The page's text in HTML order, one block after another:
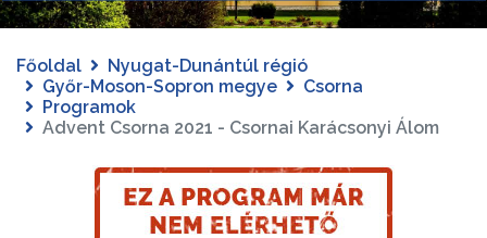
Főoldal
Nyugat-Dunántúl régió
Győr-Moson-Sopron megye
Csorna
Programok
Advent Csorna 2021 - Csornai Karácsonyi Álom